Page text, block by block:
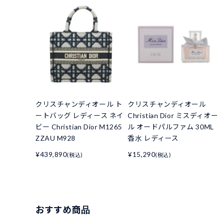
クリスチャンディオール ト
ートバッグ レディース ネイ
ビー Christian Dior M1265
ZZAU M928
¥439,890(税込)
クリスチャンディオール
Christian Dior ミスディオー
ル オードパルファム 30ML
香水 レディース
¥15,290(税込)
おすすめ商品